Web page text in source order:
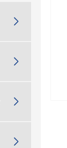



